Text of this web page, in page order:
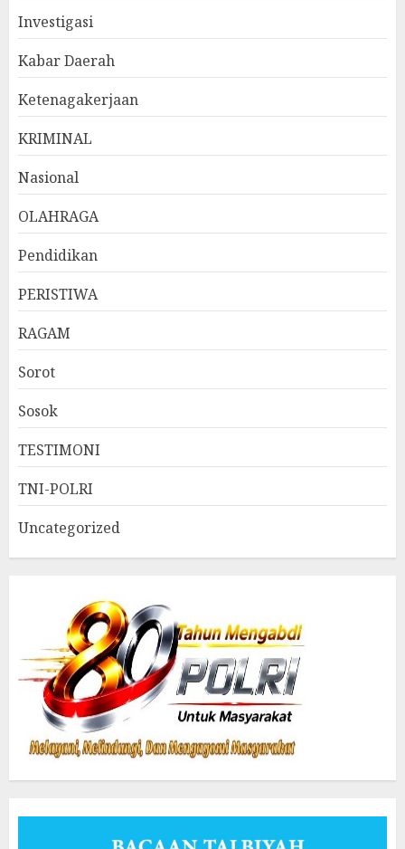
Investigasi
Kabar Daerah
Ketenagakerjaan
KRIMINAL
Nasional
OLAHRAGA
Pendidikan
PERISTIWA
RAGAM
Sorot
Sosok
TESTIMONI
TNI-POLRI
Uncategorized